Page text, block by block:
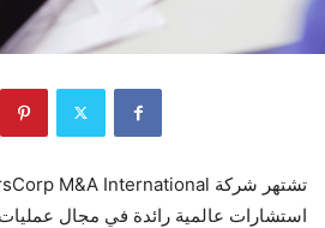
استشارات عالمية رائدة في مجال عمليات